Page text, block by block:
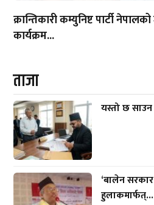
क्रान्तिकारी कम्युनिष्ट पार्टी
कार्यक्रम...
ताजा
यस्तो छ
‘बालेन
हुलाकमार्फत्...